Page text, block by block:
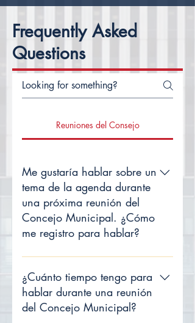
Reuniones del Consejo
Me gustaría hablar sobre un
tema de la agenda durante
una próxima reunión del
Concejo Municipal. ¿Cómo
me registro para hablar?
Durante las reuniones ordinarias del
consejo, los residentes interesados
pueden inscribirse y hablar con el
consejo sobre un tema de la
agenda. Antes de hacerlo, una
¿Cuánto tiempo tengo para
hablar durante una reunión
del Concejo Municipal?
Frequently Asked
Questions